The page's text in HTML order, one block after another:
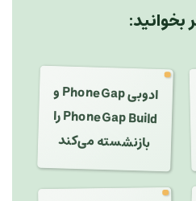
بخوانید:
ادوبی
PhoneGap و
PhoneGap Build
را
بازنشسته می‌کند